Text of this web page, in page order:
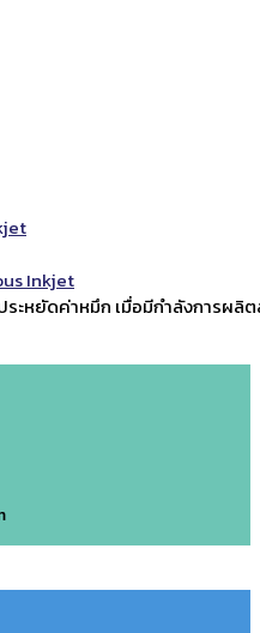
ระหยัดค่าหมึก เมื่อมีกำลังการผลิ